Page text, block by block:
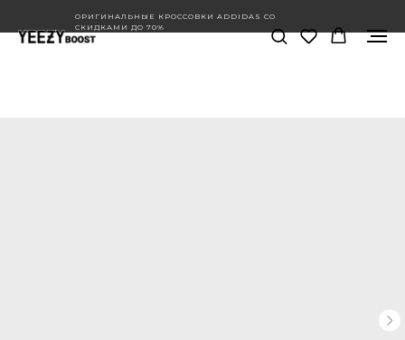
ОРИГИНАЛЬНЫЕ КРОССОВКИ ADDIDAS СО
СКИДКАМИ ДО 70%